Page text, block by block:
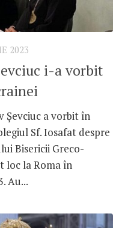
2023
i-a vorbit
Șevciuc a vorbit în
Sf. Iosafat despre
Bisericii Greco-
loc la Roma în
Au...